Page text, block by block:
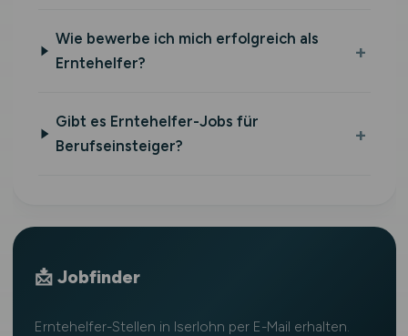
Wie bewerbe ich mich erfolgreich als
Erntehelfer?
Gibt es Erntehelfer-Jobs für
Berufseinsteiger?
📩 Jobfinder
Erntehelfer-Stellen in Iserlohn per E-Mail erhalten.